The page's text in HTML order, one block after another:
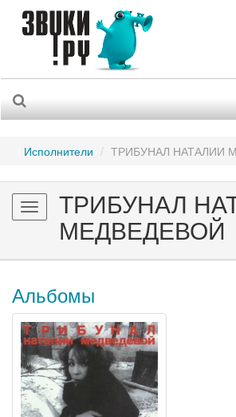
Исполнители ТРИБУНАЛ НАТАЛИИ
Toggle
navigation
ТРИБУНАЛ
МЕДВЕДЕВОЙ
Альбомы